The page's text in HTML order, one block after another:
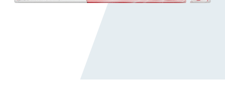
Спросите стоматолога
Контакты
Для стоматологов: